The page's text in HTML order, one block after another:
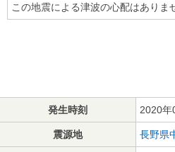
この地震による津波の心配はありま
発生時刻 2020年
震源地 長野県